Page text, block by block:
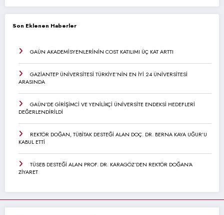
Son Eklenen Haberler
GAÜN AKADEMİSYENLERİNİN COST KATILIMI ÜÇ KAT ARTTI
GAZİANTEP ÜNİVERSİTESİ TÜRKİYE’NİN EN İYİ 24 ÜNİVERSİTESİ
ARASINDA
GAÜN’DE GİRİŞİMCİ VE YENİLİKÇİ ÜNİVERSİTE ENDEKSİ HEDEFLERİ
DEĞERLENDİRİLDİ
REKTÖR DOĞAN, TÜBİTAK DESTEĞİ ALAN DOÇ. DR. BERNA KAYA UĞUR’U
KABUL ETTİ
TÜSEB DESTEĞİ ALAN PROF. DR. KARAGÖZ’DEN REKTÖR DOĞAN’A
ZİYARET